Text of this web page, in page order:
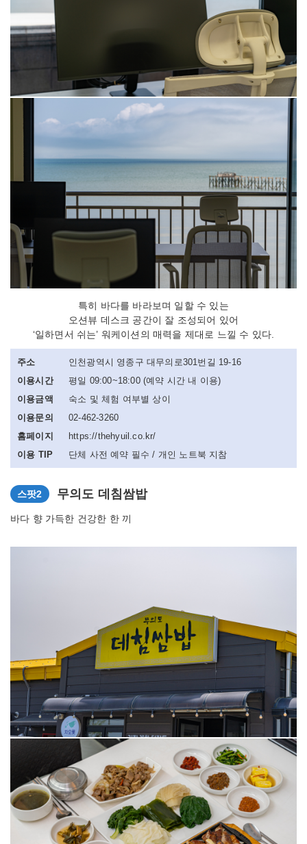
특히 바다를 바라보며 일할 수 있는
오션뷰 데스크 공간이 잘 조성되어 있어
‘일하면서 쉬는’ 워케이션의 매력을 제대로 느낄 수 있다.
주소
인천광역시 영종구 대무의로301번길 19-16
이용시간
평일 09:00~18:00 (예약 시간 내 이용)
이용금액
숙소 및 체험 여부별 상이
이용문의
02-462-3260
홈페이지
https://thehyuil.co.kr/
이용 TIP
단체 사전 예약 필수 / 개인 노트북 지참
스팟2 무의도 데침쌈밥
바다 향 가득한 건강한 한 끼